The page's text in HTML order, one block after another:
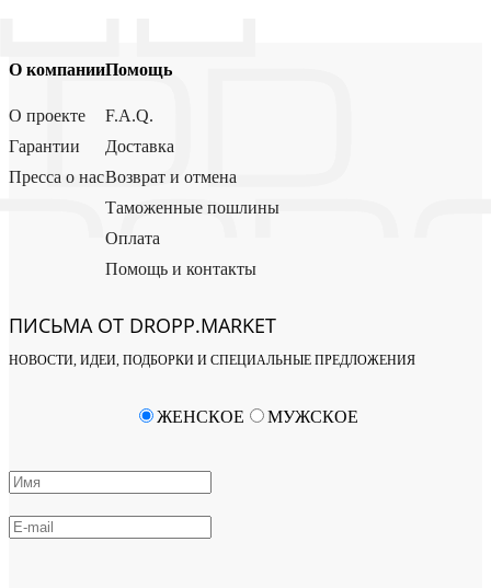
О компании
О проекте
Гарантии
Пресса о нас
Помощь
F.A.Q.
Доставка
Возврат и отмена
Таможенные пошлины
Оплата
Помощь и контакты
ПИСЬМА ОТ DROPP.MARKET
НОВОСТИ, ИДЕИ, ПОДБОРКИ И СПЕЦИАЛЬНЫЕ ПРЕДЛОЖЕНИЯ
ЖЕНСКОЕ МУЖСКОЕ